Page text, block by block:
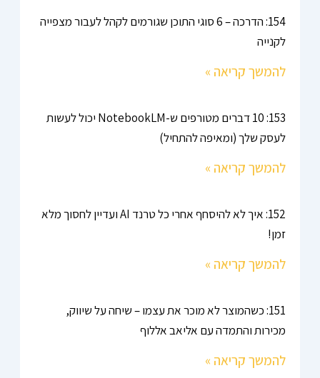
154: הדרכה – 6 סוגי התוכן שגורמים לקהל לעבור מצפייה
לקנייה
להמשך קריאה »
153: 10 דברים מטורפים ש-NotebookLM יכול לעשות
לעסק שלך (ומאיפה להתחיל)
להמשך קריאה »
152: איך לא להיסחף אחרי כל טרנד AI ועדיין לחסוך מלא
זמן!
להמשך קריאה »
151: כשהמוצר לא מוכר את עצמו – שיחה על שיווק,
מכירות והתמדה עם אליאב אללוף
להמשך קריאה »